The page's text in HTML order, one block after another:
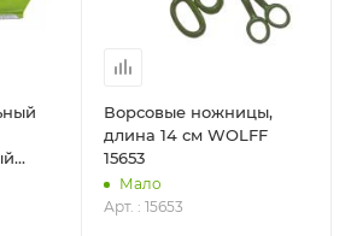
Ворсовые ножницы,
длина 14 см WOLFF
15653
Мало
Арт. : 15653